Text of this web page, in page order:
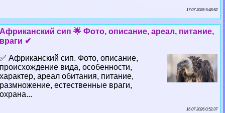
17 07 2026 9:48:52
Африканский сип 🌟 Фото, описание, ареал, питание,
враги ✔
✅ Африканский сип. Фото, описание,
происхождение вида, особенности,
хаpaктер, ареал обитания, питание,
размножение, естественные враги,
охрана...
16 07 2026 0:52:37